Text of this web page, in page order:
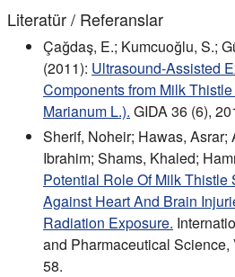
Literatür / Referanslar
Çağdaş, E.; Kumcuoğlu, S.;
(2011): Ultrasound-Assisted
Components from Milk
Marianum L.). GIDA 36 (6),
Sherif, Noheir; Hawas, Asrar;
Ibrahim; Shams, Khaled;
Potential Role Of Milk Thistle
Against Heart And Brain
Radiation Exposure.
and Pharmaceutical Science,
58.